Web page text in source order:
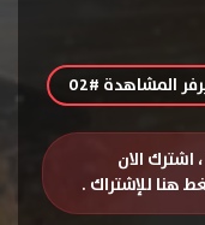
المشاهدة #02
اشترك الان
هنا للإشتراك .